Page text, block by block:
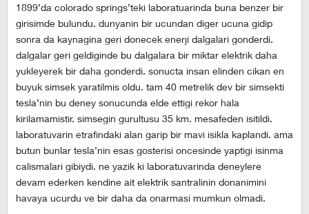
1899’da colorado springs’teki laboratuarinda buna benzer bir
girisimde bulundu. dunyanin bir ucundan diger ucuna gidip
sonra da kaynagina geri donecek enerji dalgalari gonderdi.
dalgalar geri geldiginde bu dalgalara bir miktar elektrik daha
yukleyerek bir daha gonderdi. sonucta insan elinden cikan en
buyuk simsek yaratilmis oldu. tam 40 metrelik dev bir simsekti
tesla’nin bu deney sonucunda elde ettigi rekor hala
kirilamamistir. simsegin gurultusu 35 km. mesafeden isitildi.
laboratuvarin etrafindaki alan garip bir mavi isikla kaplandi. ama
butun bunlar tesla’nin esas gosterisi oncesinde yaptigi isinma
calismalari gibiydi. ne yazik ki laboratuvarinda deneylere
devam ederken kendine ait elektrik santralinin donanimini
havaya ucurdu ve bir daha da onarmasi mumkun olmadi.